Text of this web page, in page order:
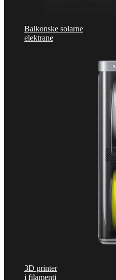
Balkonske solarne
elektrane
3D printer
i filamenti